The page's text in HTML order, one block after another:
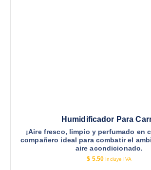
Humidificador Para
¡Aire fresco, limpio y perfumado en
compañero ideal para combatir el
aire acondicionado.
$ 5.50 Incluye IVA